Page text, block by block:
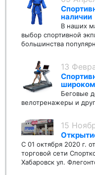
наличии
В наших
выбор спортивной
большинства
13
Беговые
велотренажеры и
15
С 01 октября 2020 г.
торговой сети
Хабаровск ул.